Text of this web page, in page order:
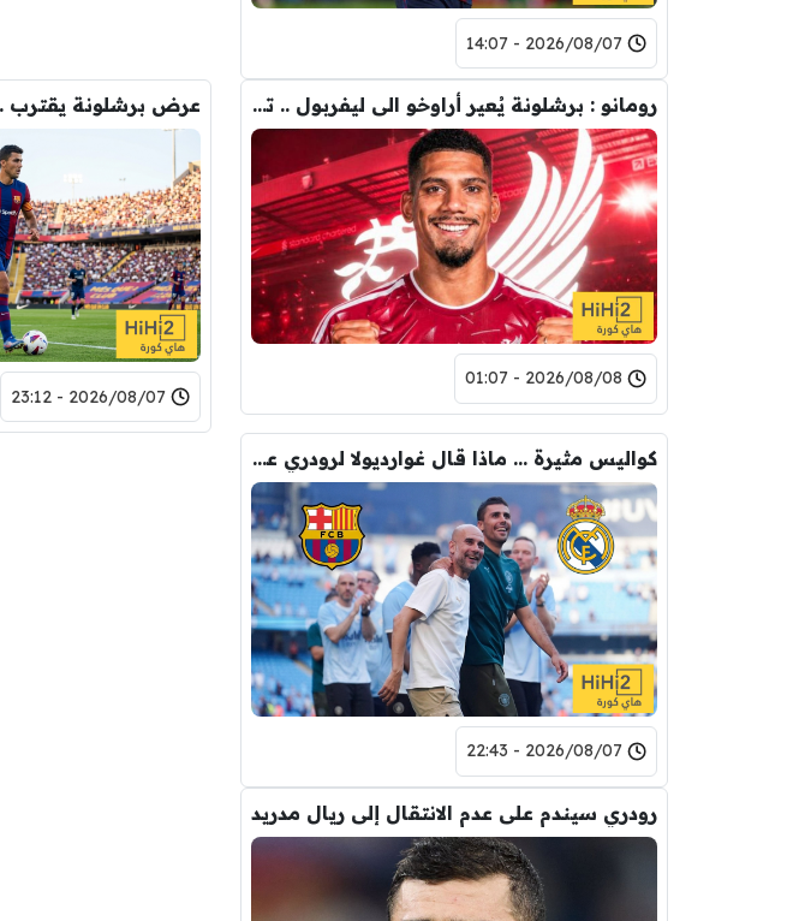
2026/08/07 - 14:07
رومانو : برشلونة يُعير أراوخو الى ليفربول .. تفاصيل الصفقة
2026/08/08 - 01:07
2026/08/07 - 23:12
كواليس مثيرة … ماذا قال غوارديولا لرودري عند استشارته عن ريال مدريد وبرشلونة
2026/08/07 - 22:43
رودري سيندم على عدم الانتقال إلى ريال مدريد